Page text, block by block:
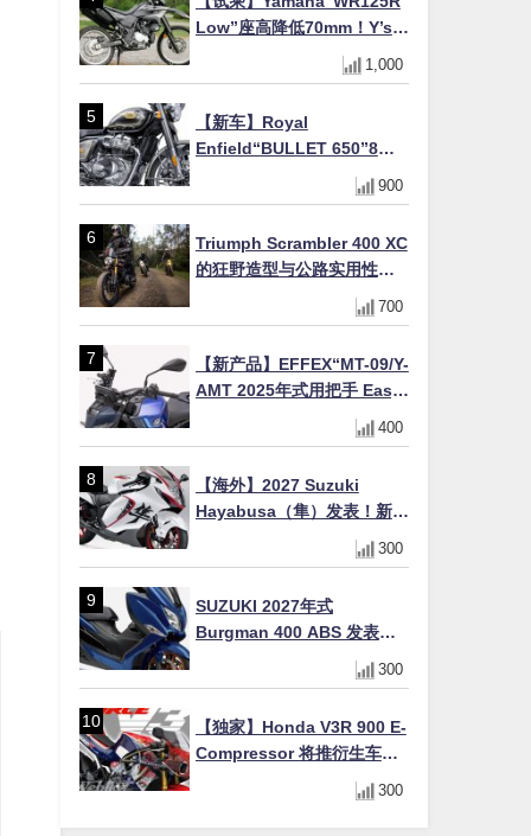
11,599美元起
Low”座高降低70mm！Y’s
Gear低座高座垫×低座高连杆
×脚踏着地感大幅改善，越野
1,000
【新车】Royal
Enfield“BULLET 650”8月
27日日本发售（98万日圆
～）！648cc空冷并列双缸×
色
900
Triumph Scrambler 400 XC
的狂野造型与公路实用性的
700
【新产品】EFFEX“MT-09/Y-
AMT 2025年式用把手 Easy
Fit Bar Plus”！高7mm后移
16mm直上×三色×免换线组
400
【海外】2027 Suzuki
Hayabusa（隼）发表！新增
Special Edition 特仕版，全
新珍珠白涂装与专属配备登
300
SUZUKI 2027年式
Burgman 400 ABS 发表！
8/18日本上市、支援E10汽油
售价98万100日圆
300
【独家】Honda V3R 900 E-
Compressor 将推衍生车
系？自然进气 V3 同步测试
300